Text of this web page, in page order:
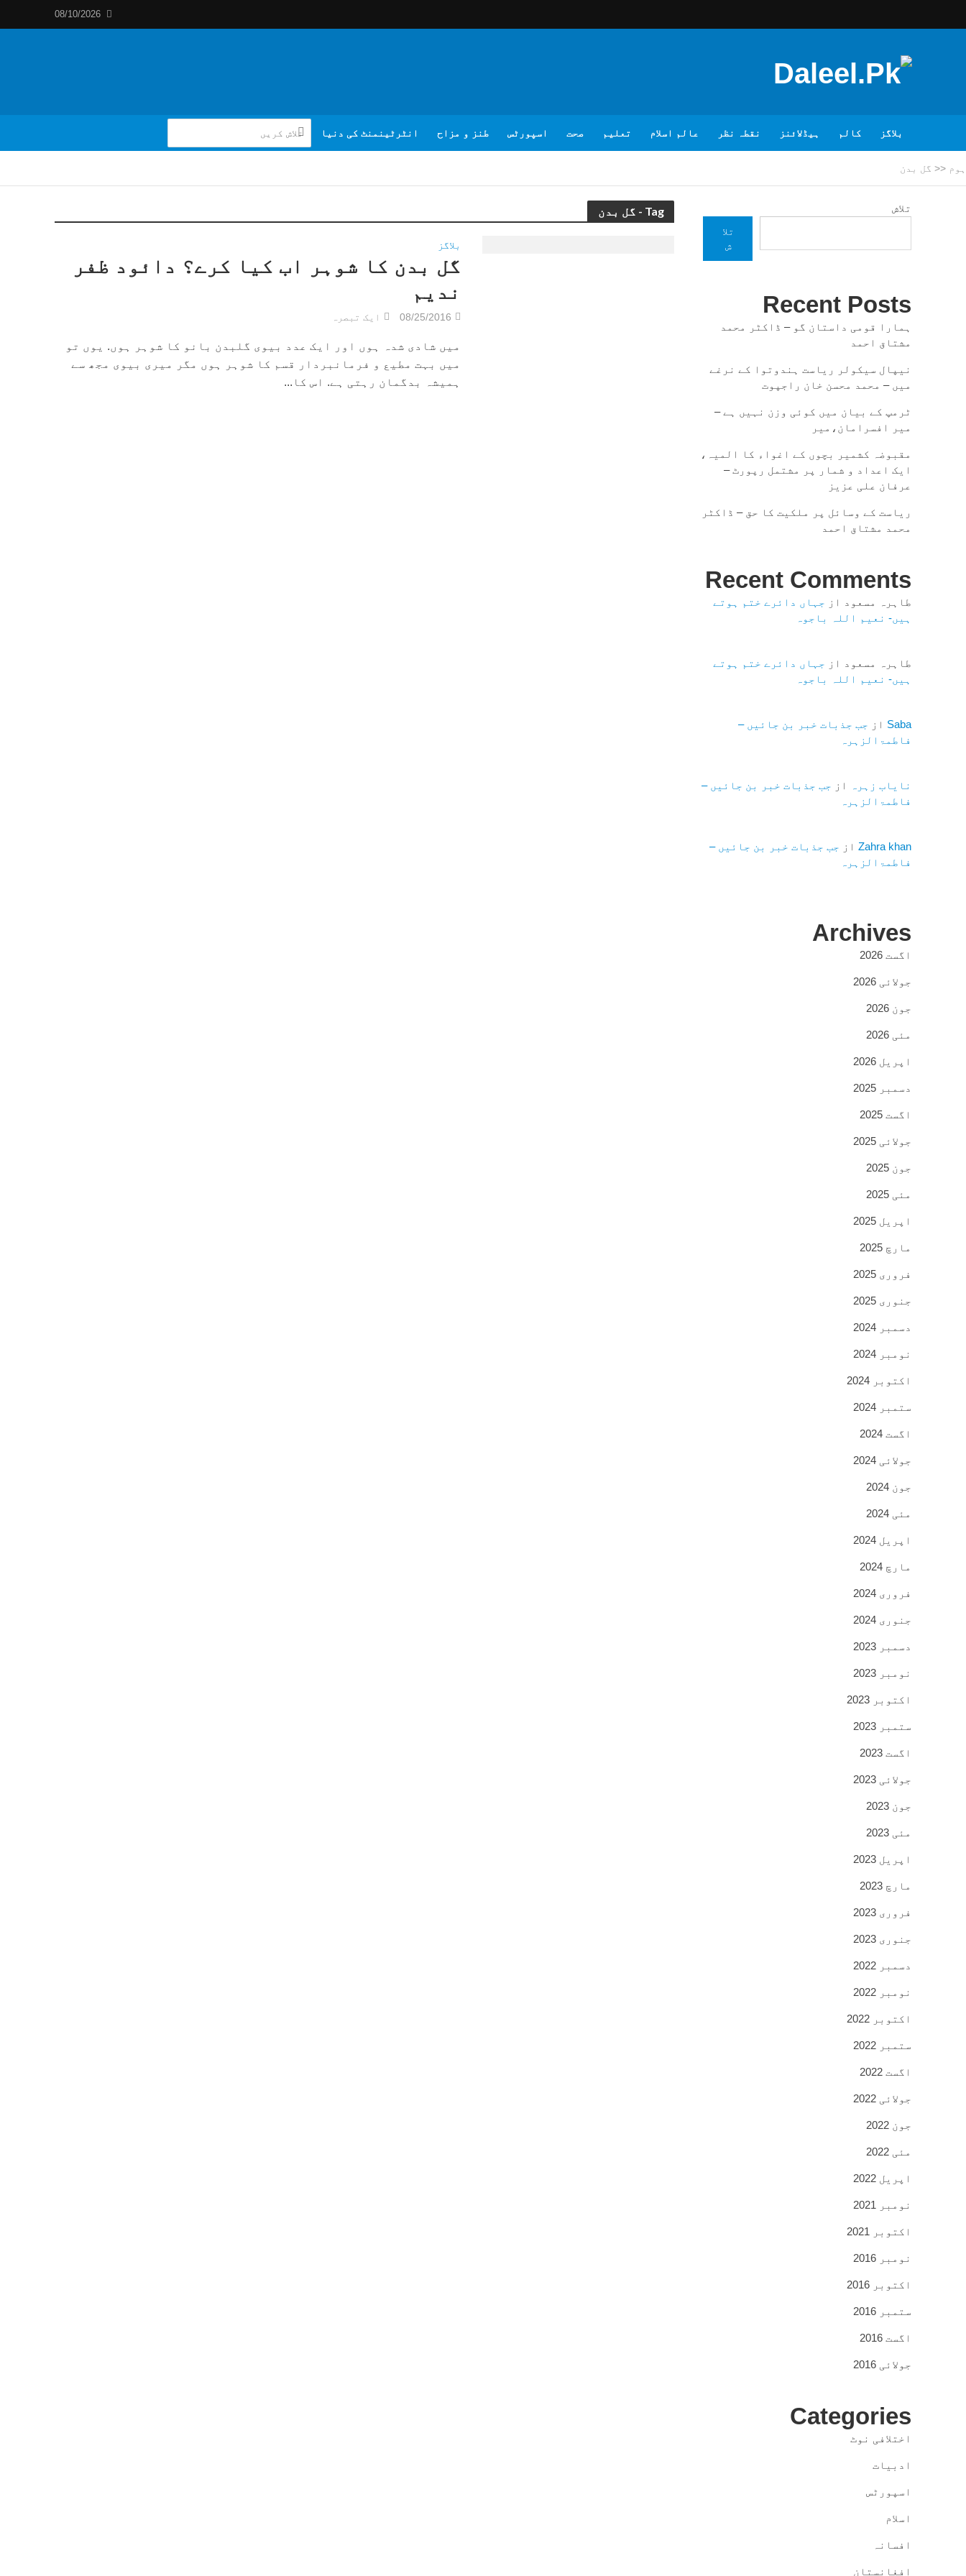
08/10/2026
بلاگز کالم ہیڈلائنز نقطہ نظر عالم اسلام تعلیم صحت اسپورٹس طنز و مزاح انٹرٹینمنٹ کی دنیا
ہوم << گل بدن
Tag - گل بدن
بلاگز
گل بدن کا شوہر اب کیا کرے؟ دائود ظفر
ندیم
08/25/2016 ایک تبصرہ
میں شادی شدہ ہوں اور ایک عدد بیوی گلبدن بانو کا شوہر ہوں. یوں تو
میں بہت مطیع و فرمانبردار قسم کا شوہر ہوں مگر میری بیوی مجھ سے
ہمیشہ بدگمان رہتی ہے. اس کا...
تلاش
تلا
ش
Recent Posts
ہمارا قومی داستان گو – ڈاکٹر محمد
مشتاق احمد
نیپال سیکولر ریاست ہندوتوا کے نرغے
میں – محمد محسن خان راجپوت
ٹرمپ کے بیان میں کوئی وزن نہیں ہے –
میر افسرامان،میر
مقبوضہ کشمیر بچوں کے اغواء کا المیہ،
ایک اعداد و شمار پر مشتمل رپورٹ –
عرفان علی عزیز
ریاست کے وسائل پر ملکیت کا حق – ڈاکٹر
محمد مشتاق احمد
Recent Comments
طاہرہ مسعود از جہاں دائرے ختم ہوتے
ہیں- نعیم اللہ باجوہ
طاہرہ مسعود از جہاں دائرے ختم ہوتے
ہیں- نعیم اللہ باجوہ
Saba از جب جذبات خبر بن جائیں –
فاطمۃالزہرہ
نایاب زہرہ از جب جذبات خبر بن جائیں –
فاطمۃالزہرہ
Zahra khanاز جب جذبات خبر بن جائیں –
فاطمۃالزہرہ
Archives
اگست 2026
جولائی 2026
جون 2026
مئی 2026
اپریل 2026
دسمبر 2025
اگست 2025
جولائی 2025
جون 2025
مئی 2025
اپریل 2025
مارچ 2025
فروری 2025
جنوری 2025
دسمبر 2024
نومبر 2024
اکتوبر 2024
ستمبر 2024
اگست 2024
جولائی 2024
جون 2024
مئی 2024
اپریل 2024
مارچ 2024
فروری 2024
جنوری 2024
دسمبر 2023
نومبر 2023
اکتوبر 2023
ستمبر 2023
اگست 2023
جولائی 2023
جون 2023
مئی 2023
اپریل 2023
مارچ 2023
فروری 2023
جنوری 2023
دسمبر 2022
نومبر 2022
اکتوبر 2022
ستمبر 2022
اگست 2022
جولائی 2022
جون 2022
مئی 2022
اپریل 2022
نومبر 2021
اکتوبر 2021
نومبر 2016
اکتوبر 2016
ستمبر 2016
اگست 2016
جولائی 2016
Categories
اختلافی نوٹ
ادبیات
اسپورٹس
اسلام
افسانہ
افغانستان